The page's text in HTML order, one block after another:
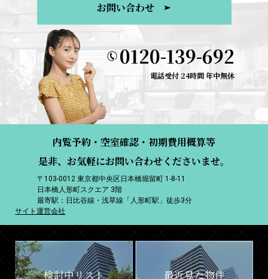
お問い合わせ
0120-139-692
電話受付 24時間 年中無休
内覧予約・空室確認・初期費用概算等
是非、お気軽にお問い合わせくださいませ。
〒103-0012 東京都中央区日本橋堀留町 1-8-11
日本橋人形町スクエア 3階
最寄駅：日比谷線・浅草線「人形町駅」徒歩3分
サイト運営会社
検討中リスト 最近見た物件